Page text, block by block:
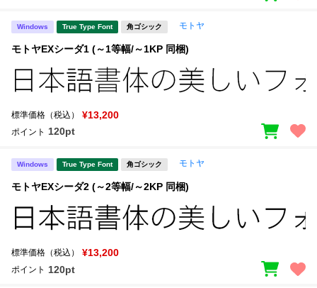
Windows True Type Font 角ゴシック モトヤ
モトヤEXシーダ1 (～1等幅/～1KP 同梱)
標準価格（税込） ¥13,200
ポイント 120pt
Windows True Type Font 角ゴシック モトヤ
モトヤEXシーダ2 (～2等幅/～2KP 同梱)
標準価格（税込） ¥13,200
ポイント 120pt